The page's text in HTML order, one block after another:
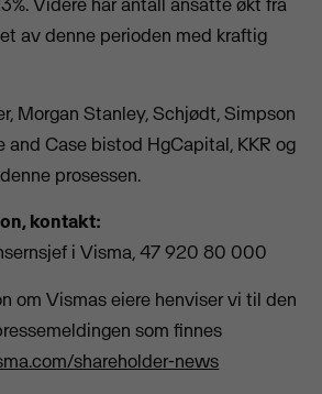
Videre har antall ansatte økt fra
av denne perioden med kraftig
Morgan Stanley, Schjødt, Simpson
Case bistod HgCapital, KKR og
prosessen.
kontakt:
i Visma, 47 920 80 000
om Vismas eiere henviser vi til den
som finnes
shareholder-news